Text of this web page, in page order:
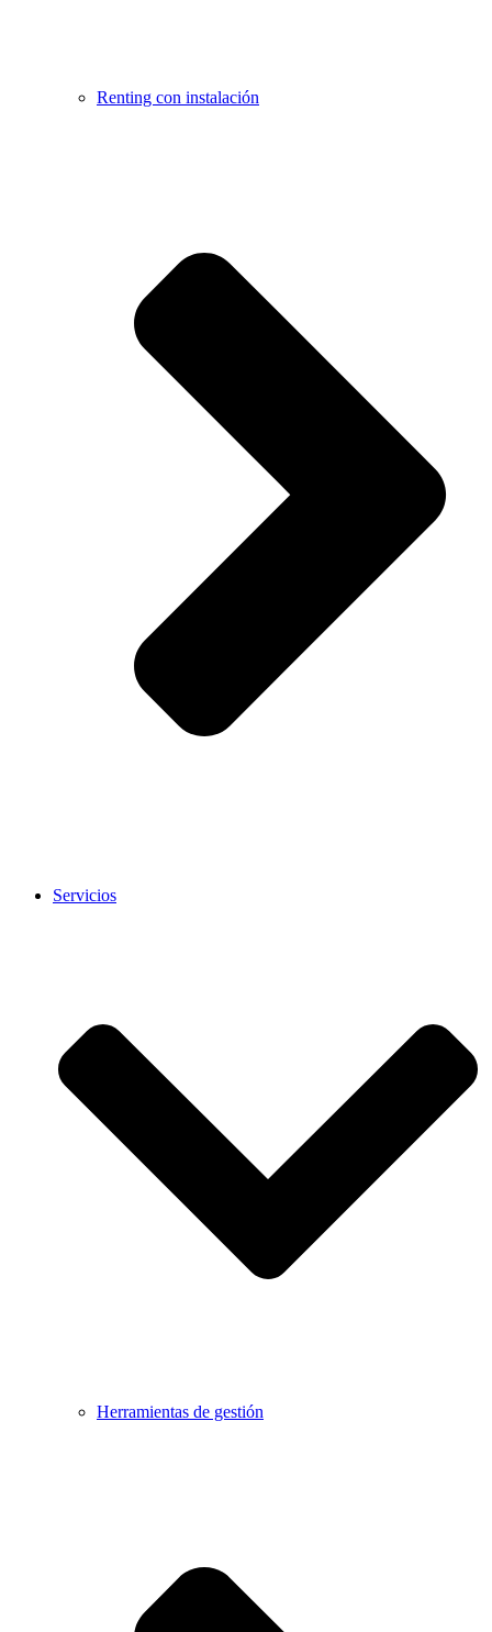
Renting con instalación
Servicios
Herramientas de gestión